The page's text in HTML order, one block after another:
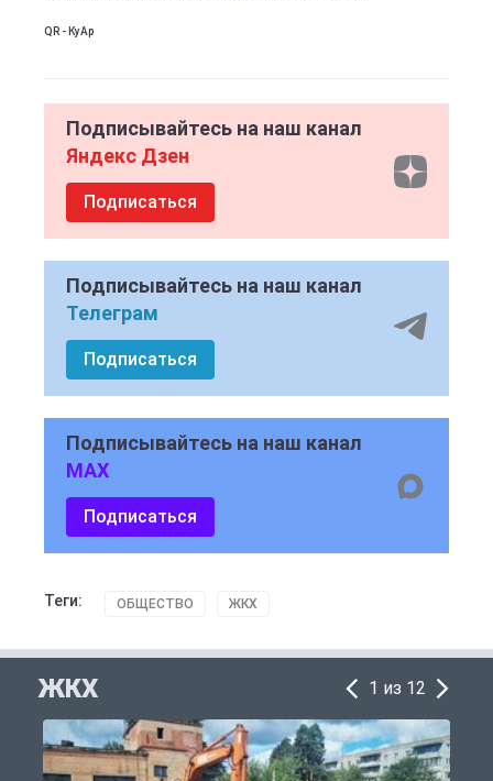
QR - КуАр
Подписывайтесь на наш канал
Яндекс Дзен
Подписаться
Подписывайтесь на наш канал
Телеграм
Подписаться
Подписывайтесь на наш канал
MAX
Подписаться
Теги: ОБЩЕСТВО ЖКХ
ЖКХ 1 из 12